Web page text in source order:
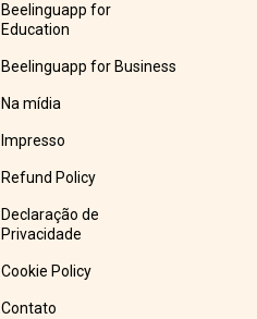
Beelinguapp for
Education
Beelinguapp for Business
Na mídia
Impresso
Refund Policy
Declaração de
Privacidade
Cookie Policy
Contato